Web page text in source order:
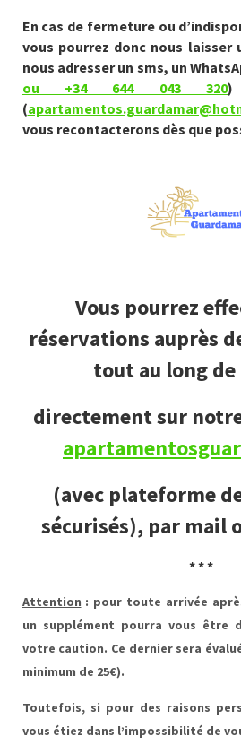
En cas de fermeture ou
vous pourrez donc nous laisser
nous adresser un sms, un
ou +34 644 043 320)
(
vous recontacterons dès que
Vous pourrez
réservations auprès
tout au long de
directementsur
(avec plateforme
sécurisés), par mail
* * *
Attention : pour toute arrivée
un supplément pourra vous être
votre caution. Ce dernier sera
minimum de 25€).
Toutefois, si pour des raisons
vous étiez dans l’impossibilité de